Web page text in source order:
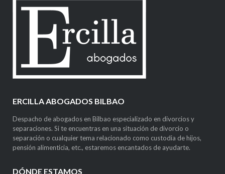
ERCILLA ABOGADOS BILBAO
Despacho de abogados en Bilbao especializado en divorcios y
separaciones. Si te encuentras en una situación de divorcio o
separación o cualquier tema relacionado como custodia de hijos,
pensión alimenticia, etc., estaremos encantados de ayudarte.
DÓNDE ESTAMOS